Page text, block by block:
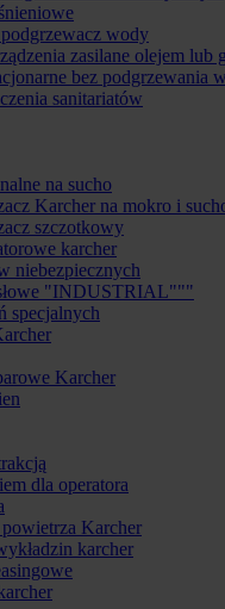
wody
zasilane olejem lub
bez podgrzewania
sanitariatów
na sucho
Karcher na mokro i
szczotkowy
karcher
niebezpiecznych
"INDUSTRIAL"""
specjalnych
Karcher
dla operatora
Karcher
karcher